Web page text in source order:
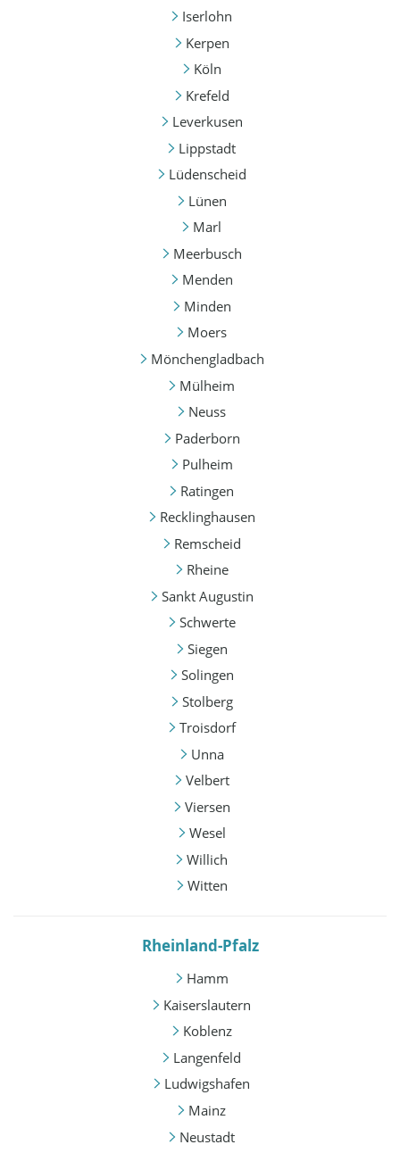
Iserlohn
Kerpen
Köln
Krefeld
Leverkusen
Lippstadt
Lüdenscheid
Lünen
Marl
Meerbusch
Menden
Minden
Moers
Mönchengladbach
Mülheim
Neuss
Paderborn
Pulheim
Ratingen
Recklinghausen
Remscheid
Rheine
Sankt Augustin
Schwerte
Siegen
Solingen
Stolberg
Troisdorf
Unna
Velbert
Viersen
Wesel
Willich
Witten
Rheinland-Pfalz
Hamm
Kaiserslautern
Koblenz
Langenfeld
Ludwigshafen
Mainz
Neustadt